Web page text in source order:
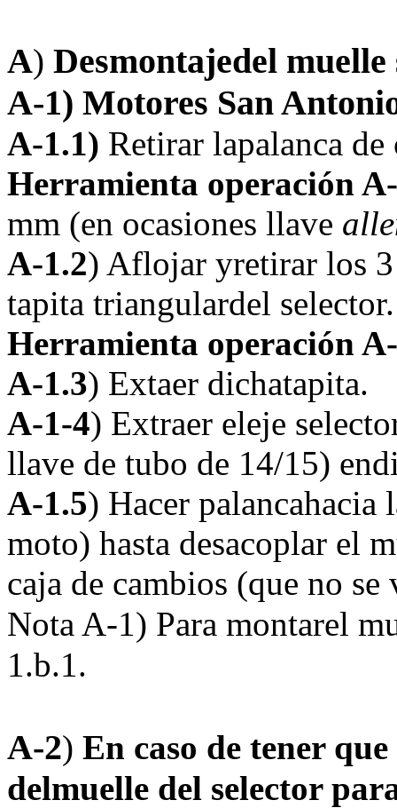
A) Desmontajedel muelle
A-1) Motores San
A-1.1) Retirar lapalanca de
Herramienta operación
mm (en ocasiones llave
A-1.2) Aflojar yretirar los
tapita triangulardel selector.
Herramienta operación
A-1.3) Extaer dichatapita.
A-1-4) Extraer eleje
llave de tubo de 14/15)
A-1.5) Hacer palancahacia
moto) hasta desacoplar el
caja de cambios (que no
Nota A-1) Para montarel
1.b.1.
A-2) En caso de tener
delmuelle del selector